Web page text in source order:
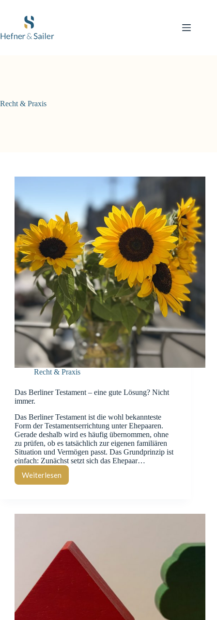
springen
Recht & Praxis
Recht & Praxis
Das Berliner Testament – eine gute Lösung? Nicht
immer.
Das Berliner Testament ist die wohl bekannteste
Form der Testamentserrichtung unter Ehepaaren.
Gerade deshalb wird es häufig übernommen, ohne
zu prüfen, ob es tatsächlich zur eigenen familiären
Situation und Vermögen passt. Das Grundprinzip ist
einfach: Zunächst setzt sich das Ehepaar…
Weiterlesen
Das
Berliner
eine
immer.